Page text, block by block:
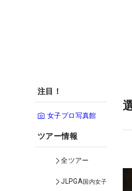
注目！
女子プロ写真館
ツアー情報
全ツアー
JLPGA国内女子